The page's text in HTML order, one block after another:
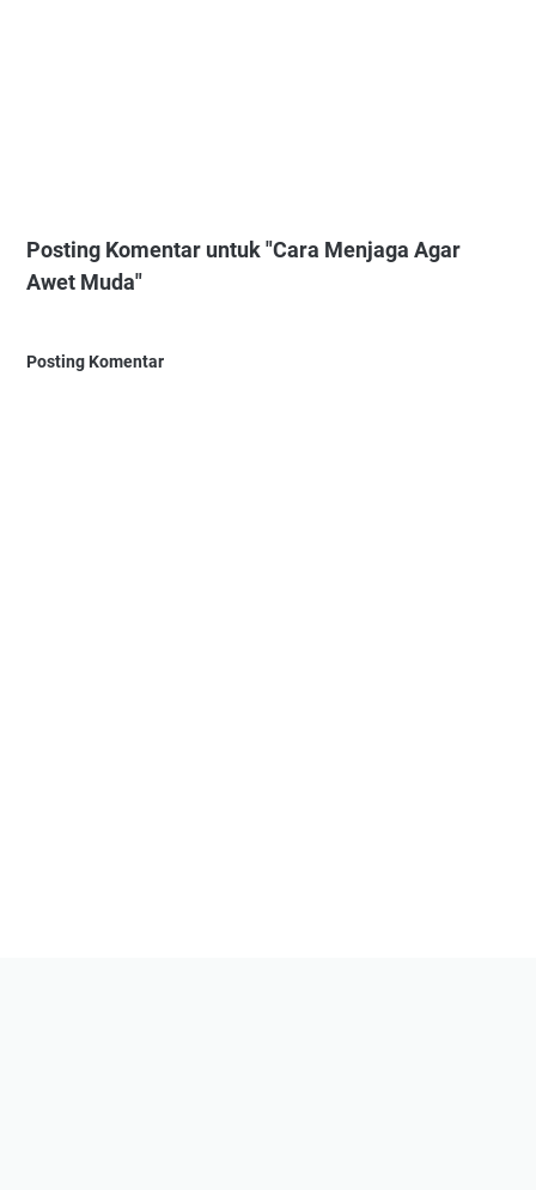
Posting Komentar untuk "Cara Menjaga Agar
Awet Muda"
Posting Komentar